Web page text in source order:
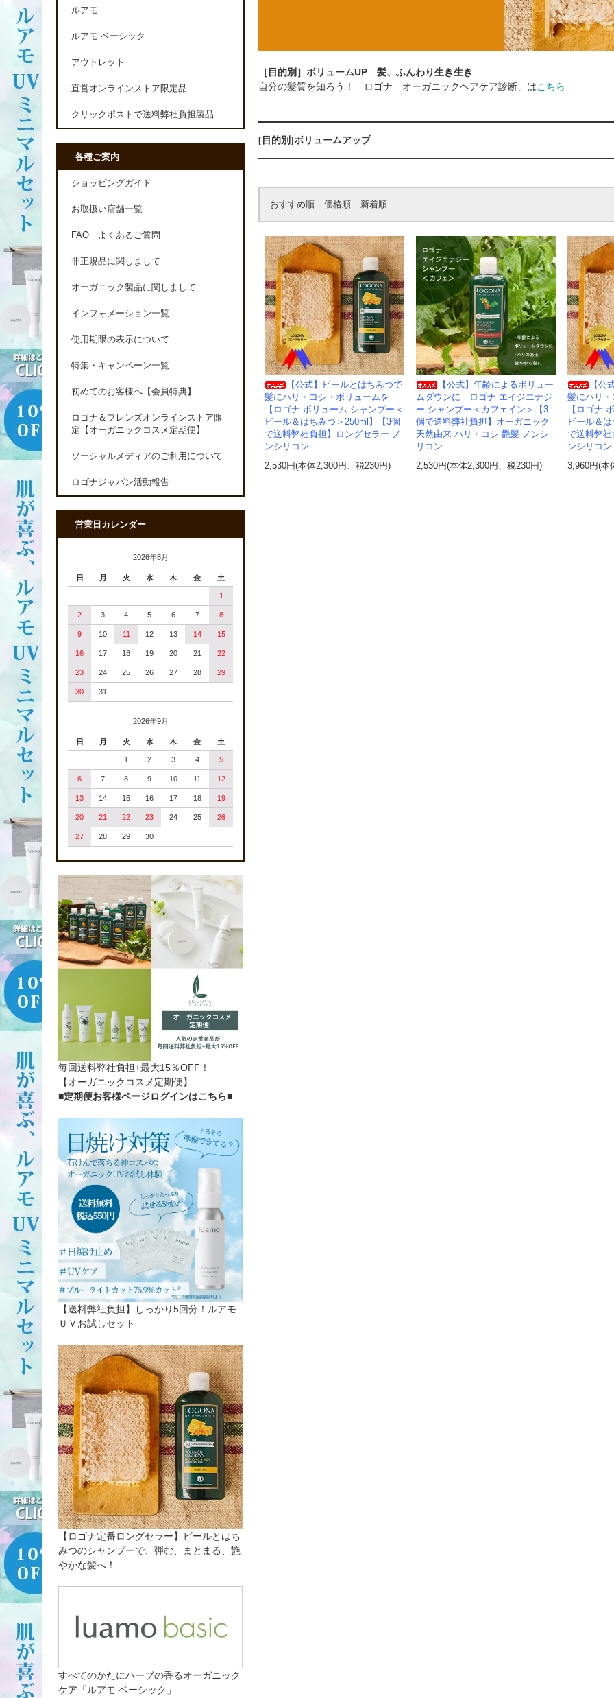
［目的別］ボリュームUP 髪、ふんわり生き生き
自分の髪質を知ろう！「ロゴナ オーガニックヘアケア診断」はこちら
[目的別]ボリュームアップ
おすすめ順 価格順 新着順
【公式】ビールとはちみつで
髪にハリ・コシ・ボリュームを
【ロゴナ ボリューム シャンプー＜
ビール＆はちみつ＞250ml】【3個
で送料弊社負担】ロングセラー ノ
ンシリコン
2,530円(本体2,300円、税230円)
【公式】年齢によるボリュー
ムダウンに｜ロゴナ エイジエナジ
ー シャンプー＜カフェイン＞【3
個で送料弊社負担】オーガニック
天然由来 ハリ・コシ 艶髪 ノンシ
リコン
2,530円(本体2,300円、税230円)
【公
髪にハリ
【ロゴナ
ビール＆
で送料弊
ンシリコ
3,960円(本
ルアモ
ルアモ ベーシック
アウトレット
直営オンラインストア限定品
クリックポストで送料弊社負担製品
各種ご案内
ショッピングガイド
お取扱い店舗一覧
FAQ よくあるご質問
非正規品に関しまして
オーガニック製品に関しまして
インフォメーション一覧
使用期限の表示について
特集・キャンペーン一覧
初めてのお客様へ【会員特典】
ロゴナ＆フレンズオンラインストア限
定【オーガニックコスメ定期便】
ソーシャルメディアのご利用について
ロゴナジャパン活動報告
営業日カレンダー
2026年8月
日 月 火 水 木 金 土
1
2 3 4 5 6 7 8
9 10 11 12 13 14 15
16 17 18 19 20 21 22
23 24 25 26 27 28 29
30 31
2026年9月
日 月 火 水 木 金 土
1 2 3 4 5
6 7 8 9 10 11 12
13 14 15 16 17 18 19
20 21 22 23 24 25 26
27 28 29 30
毎回送料弊社負担+最大15％OFF！
【オーガニックコスメ定期便】
■定期便お客様ページログインはこちら■
【送料弊社負担】しっかり5回分！ルアモ
ＵＶお試しセット
【ロゴナ定番ロングセラー】ビールとはち
みつのシャンプーで、弾む、まとまる、艶
やかな髪へ！
すべてのかたにハーブの香るオーガニック
ケア「ルアモ ベーシック」